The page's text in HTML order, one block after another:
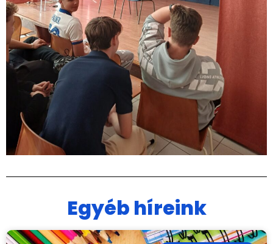
Egyéb híreink